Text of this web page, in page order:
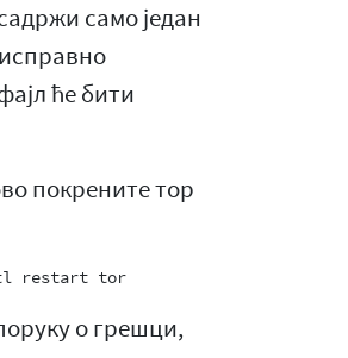
само један
ће бити
покрените тор
о грешци,